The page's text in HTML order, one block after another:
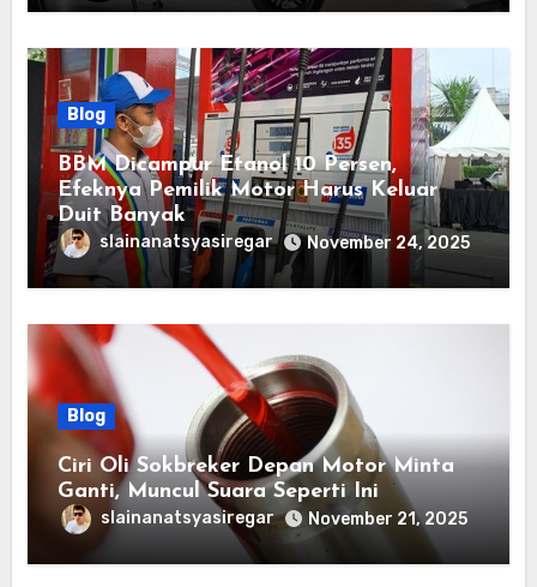
Blog
BBM Dicampur Etanol 10 Persen,
Efeknya Pemilik Motor Harus Keluar
Duit Banyak
slainanatsyasiregar November 24, 2025
Blog
Ciri Oli Sokbreker Depan Motor Minta
Ganti, Muncul Suara Seperti Ini
slainanatsyasiregar November 21, 2025